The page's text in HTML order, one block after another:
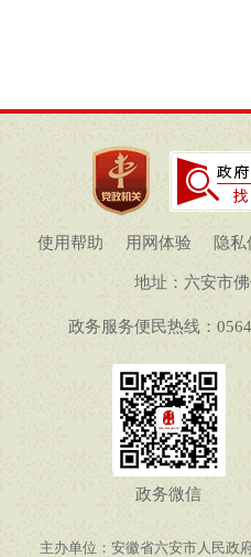
使用帮助 用网体验 隐私
地址：六安市
政务服务便民热线：
政务微信
主办单位：安徽省六安市人民政